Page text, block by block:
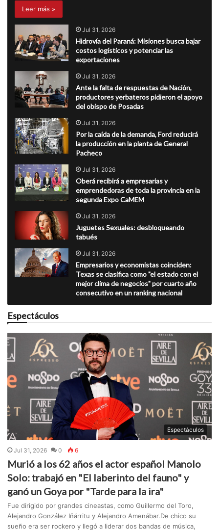
Leer más »
Jul 31, 2026
Hidrovía del Paraná: Misiones busca bajar
costos logísticos y potenciar las
exportaciones
Jul 31, 2026
Ante la falta de respuestas de Nación,
productores yerbateros pidieron el apoyo
del obispo de Posadas
Jul 31, 2026
Por la caída de la demanda, Ford reducirá
la producción en la planta de General
Pacheco
Jul 31, 2026
Oberá recibirá a empresarias y
emprendedoras de toda la provincia en la
segunda Expo CaMEM
Jul 31, 2026
Juguetes Sexuales: desbloqueando
tabués
Jul 31, 2026
Empresarios y economistas coinciden:
Texas se clasifica como "el estado con el
mejor clima de negocios" por cuarto año
consecutivo en un ranking nacional
Espectáculos
Espectáculos
Jul 31, 2026 0 6
Murió a los 62 años el actor español Manolo
Solo: trabajó en "El laberinto del fauno" y
ganó un Goya por "Tarde para la ira"
Fue dirigido por grandes cineastas, como Guillermo del Toro,
Alejandro González Iñárritu y Alejandro Amenábar.De chico su
sueño era ser rockero y llegó a liderar dos bandas de música,